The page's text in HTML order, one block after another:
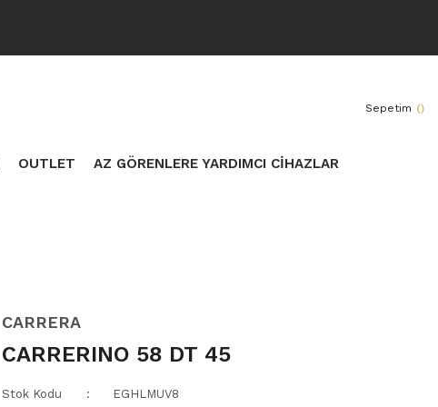
Sepetim ()
OUTLET AZ GÖRENLERE YARDIMCI CİHAZLAR
CARRERA
CARRERINO 58 DT 45
Stok Kodu
EGHLMUV8